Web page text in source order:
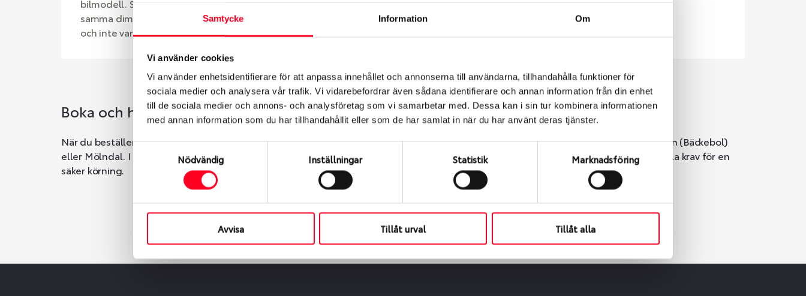
Samtycke Information Om
Vi använder cookies
Vi använder enhetsidentifierare för att anpassa innehållet och annonserna till användarna, tillhandahålla funktioner för
sociala medier och analysera vår trafik. Vi vidarebefordrar även sådana identifierare och annan information från din enhet
till de sociala medier och annons- och analysföretag som vi samarbetar med. Dessa kan i sin tur kombinera informationen
med annan information som du har tillhandahållit eller som de har samlat in när du har använt deras tjänster.
Samtyckesval
Nödvändig Inställningar Statistik Marknadsföring
Avvisa Tillåt urval Tillåt alla
bilmodell. Se till att kolla en extra gång så att däck och fälg har
samma dimensioner. Ibland kan fälgen ha bytts ut under årens lopp
och inte vara samma dimension som bilen hade ut från fabrik.
Boka och hämta hos Däckspecialen
När du beställer dina nya däck eller fälgar hos oss levereras de direkt till någon av våra däckverkstäder i Göteborg. Välj mellan Hisingen (Bäckebol)
eller Mölndal. I beställningen anger du datum och tid för upphämtning eller service. När vi byter dina däck ser vi till att de uppfyller alla krav för en
säker körning.